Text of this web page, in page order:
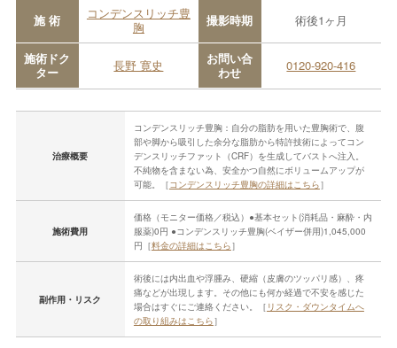
施 術
コンデンスリッチ豊
胸
撮影時期 術後1ヶ月
施術ドク
ター
長野 寛史
お問い合
わせ
0120-920-416
治療概要
コンデンスリッチ豊胸：自分の脂肪を用いた豊胸術で、腹
部や脚から吸引した余分な脂肪から特許技術によってコン
デンスリッチファット（CRF）を生成してバストへ注入。
不純物を含まない為、安全かつ自然にボリュームアップが
可能。［コンデンスリッチ豊胸の詳細はこちら］
施術費用
価格（モニター価格／税込）●基本セット(消耗品・麻酔・内
服薬)0円 ●コンデンスリッチ豊胸(ベイザー併用)1,045,000
円［料金の詳細はこちら］
副作用・リスク
術後には内出血や浮腫み、硬縮（皮膚のツッパリ感）、疼
痛などが出現します。その他にも何か経過で不安を感じた
場合はすぐにご連絡ください。［ リスク・ダウンタイムへ
の取り組みはこちら］